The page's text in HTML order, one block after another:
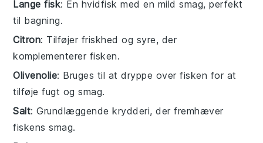
Lange fisk: En hvidfisk med en mild smag, perfekt
til bagning.
Citron: Tilføjer friskhed og syre, der
komplementerer fisken.
Olivenolie: Bruges til at dryppe over fisken for at
tilføje fugt og smag.
Salt: Grundlæggende krydderi, der fremhæver
fiskens smag.